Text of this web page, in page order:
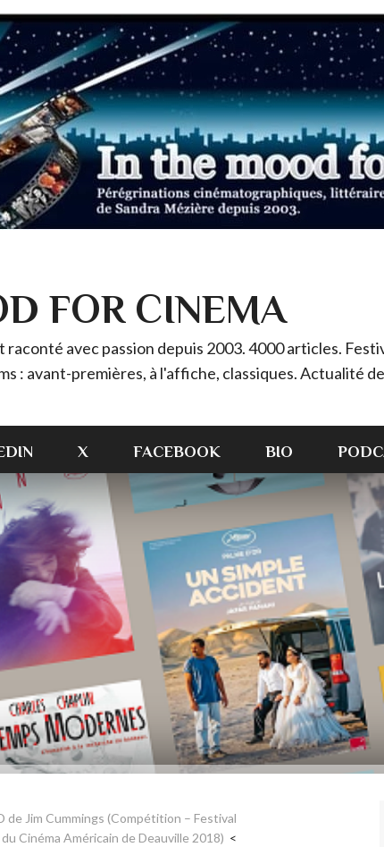
FOR CINEMA
raconté avec passion depuis 2003. 4000 articles.
: avant-premières, à l'affiche, classiques. Actualité
X FACEBOOK BIO
de Jim Cummings (Compétition – Festival
du Cinéma Américain de Deauville 2018)